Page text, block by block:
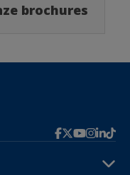
brochures